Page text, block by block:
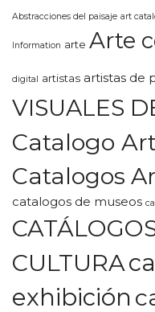
Abstracciones del paisaje art
Information arte Arte
digital artistas artistas de
VISUALES
Catalogo
Catalogos
catalogos de museos
CULTURA
exhibición